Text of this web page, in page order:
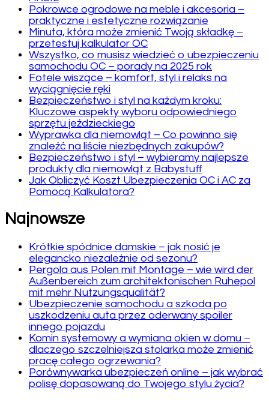
Pokrowce ogrodowe na meble i akcesoria –
praktyczne i estetyczne rozwiązanie
Minuta, która może zmienić Twoją składkę –
przetestuj kalkulator OC
Wszystko, co musisz wiedzieć o ubezpieczeniu
samochodu OC – porady na 2025 rok
Fotele wiszące – komfort, styl i relaks na
wyciągnięcie ręki
Bezpieczeństwo i styl na każdym kroku:
Kluczowe aspekty wyboru odpowiedniego
sprzętu jeździeckiego
Wyprawka dla niemowląt – Co powinno się
znaleźć na liście niezbędnych zakupów?
Bezpieczeństwo i styl – wybieramy najlepsze
produkty dla niemowląt z Babystuff
Jak Obliczyć Koszt Ubezpieczenia OC i AC za
Pomocą Kalkulatora?
Najnowsze
Krótkie spódnice damskie – jak nosić je
elegancko niezależnie od sezonu?
Pergola aus Polen mit Montage – wie wird der
Außenbereich zum architektonischen Ruhepol
mit mehr Nutzungsqualität?
Ubezpieczenie samochodu a szkoda po
uszkodzeniu auta przez oderwany spoiler
innego pojazdu
Komin systemowy a wymiana okien w domu –
dlaczego szczelniejsza stolarka może zmienić
pracę całego ogrzewania?
Porównywarka ubezpieczeń online – jak wybrać
polisę dopasowaną do Twojego stylu życia?